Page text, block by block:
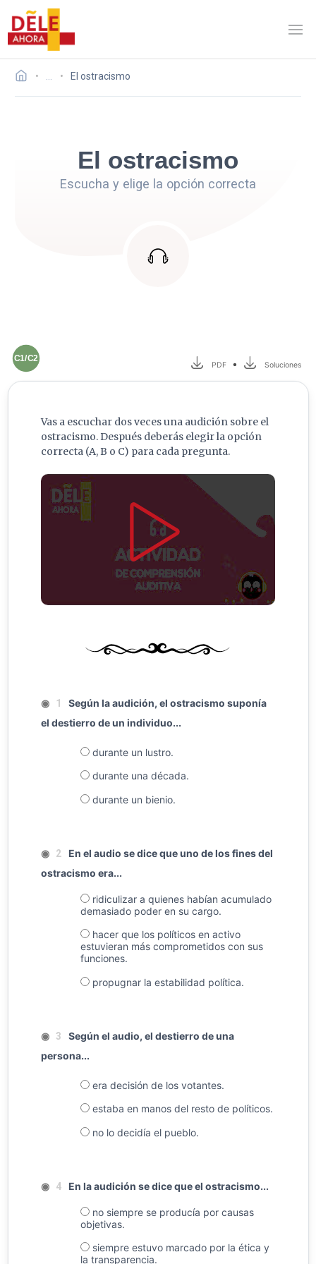
El ostracismo
El ostracismo
Escucha y elige la opción correcta
C1/C2
PDF • Soluciones
Vas a escuchar dos veces una audición sobre el
ostracismo. Después deberás elegir la opción
correcta (A, B o C) para cada pregunta.
◉ 1
Según la audición, el ostracismo suponía
el destierro de un individuo...
durante un lustro.
durante una década.
durante un bienio.
◉ 2
En el audio se dice que uno de los fines del
ostracismo era...
ridiculizar a quienes habían acumulado
demasiado poder en su cargo.
hacer que los políticos en activo
estuvieran más comprometidos con sus
funciones.
propugnar la estabilidad política.
◉ 3
Según el audio, el destierro de una
persona...
era decisión de los votantes.
estaba en manos del resto de políticos.
no lo decidía el pueblo.
◉ 4 En la audición se dice que el ostracismo...
no siempre se producía por causas
objetivas.
siempre estuvo marcado por la ética y
la transparencia.